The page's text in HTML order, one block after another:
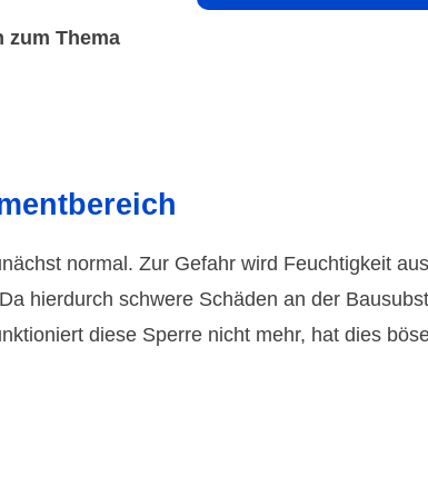
zum Thema
normal. Zur Gefahr wird Feuchtigkeit
hierdurch schwere Schäden an der
diese Sperre nicht mehr, hat dies